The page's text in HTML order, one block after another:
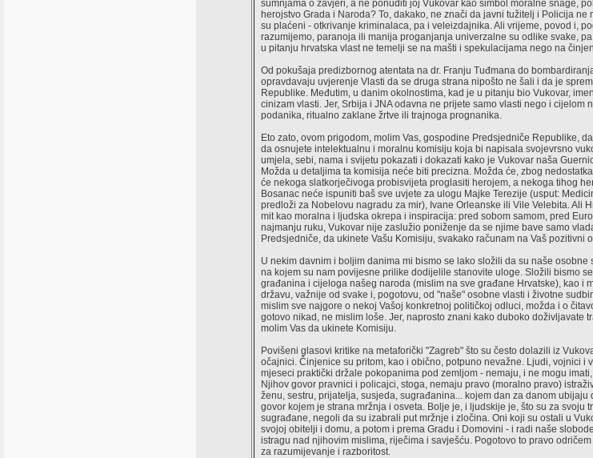
sumnjama o zavjeri, a ne ponuditi joj Vukovar kao simbol moralne snage,
herojstvo Grada i Naroda? To, dakako, ne znači da javni tužitelj i Policija
su plaćeni - otkrivanje kriminalaca, pa i veleizdajnika. Ali vrijeme, povod i,
razumijemo, paranoja ili manija proganjanja univerzalne su odlike svake,
u pitanju hrvatska vlast ne temelji se na mašti i spekulacijama nego na
Od pokušaja predizbornog atentata na dr. Franju Tuđmana do
opravdavaju uvjerenje Vlasti da se druga strana nipošto ne šali i da je
Republike. Međutim, u danim okolnostima, kad je u pitanju bio Vukovar,
cinizam vlasti. Jer, Srbija i JNA odavna ne prijete samo vlasti nego i cijelom
podanika, ritualno zaklane žrtve ili trajnoga prognanika.
Eto zato, ovom prigodom, molim Vas, gospodine Predsjedniče Republike,
da osnujete intelektualnu i moralnu komisiju koja bi napisala svojevrsno
umjela, sebi, nama i svijetu pokazati i dokazati kako je Vukovar naša
Možda u detaljima ta komisija neće biti precizna. Možda će, zbog
će nekoga slatkorječivoga probisvijeta proglasiti herojem, a nekoga tihog
Bosanac neće ispuniti baš sve uvjete za ulogu Majke Terezije (usput:
predloži za Nobelovu nagradu za mir), Ivane Orleanske ili Vile Velebita. Ali
mit kao moralna i ljudska okrepa i inspiracija: pred sobom samom, pred
najmanju ruku, Vukovar nije zaslužio poniženje da se njime bave samo
Predsjedniče, da ukinete Vašu Komisiju, svakako računam na Vaš pozitivni
U nekim davnim i boljim danima mi bismo se lako složili da su naše
na kojem su nam povijesne prilike dodijelile stanovite uloge. Složili bismo
građanina i cijeloga našeg naroda (mislim na sve građane Hrvatske), kao i
državu, važnije od svake i, pogotovu, od "naše" osobne vlasti i životne
mislim sve najgore o nekoj Vašoj konkretnoj političkoj odluci, možda i o
gotovo nikad, ne mislim loše. Jer, naprosto znani kako duboko doživljavate
molim Vas da ukinete Komisiju.
Povišeni glasovi kritike na metaforički "Zagreb" što su često dolazili iz
očajnici. Činjenice su pritom, kao i obično, potpuno nevažne. Ljudi, vojnici i
mjeseci praktički držale pokopanima pod zemljom - nemaju, i ne mogu
Njihov govor pravnici i policajci, stoga, nemaju pravo (moralno pravo)
ženu, sestru, prijatelja, susjeda, sugrađanina... kojem dan za danom
govor kojem je strana mržnja i osveta. Bolje je, i ljudskije je, što su za svoju
sugrađane, negoli da su izabrali put mržnje i zločina. Oni koji su ostali u
svojoj obitelji i domu, a potom i prema Gradu i Domovini - i radi naše
istragu nad njihovim mislima, riječima i savješću. Pogotovo to pravo
za razumijevanje i razboritost.